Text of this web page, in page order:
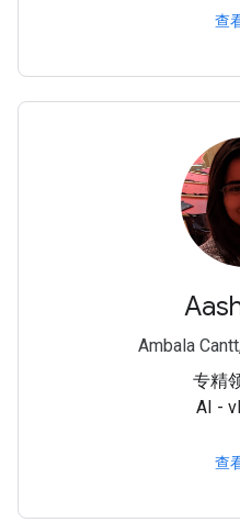
查
Ambala
专精
AI -
查